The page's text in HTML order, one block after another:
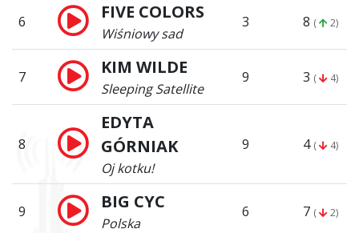
6 FIVE COLORS
Wiśniowy sad
3 8 ( 2)
7 KIM WILDE
Sleeping Satellite
9 3 ( 4)
8
EDYTA
GÓRNIAK
Oj kotku!
9 4 ( 4)
9 BIG CYC
Polska
6 7 ( 2)